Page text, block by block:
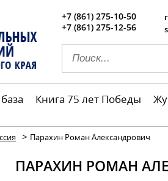
+7 (861) 275-10-50
+7 (861) 275-12-56
Книга 75 лет Победы
> Парахин Роман Александрович
ПАРАХИН РОМАН